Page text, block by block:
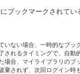
ブックマークされて
いない場合、一時的なブッ
されるタイミングで、自動
場合、マイライブラリの
棄されず、次回ログイン時